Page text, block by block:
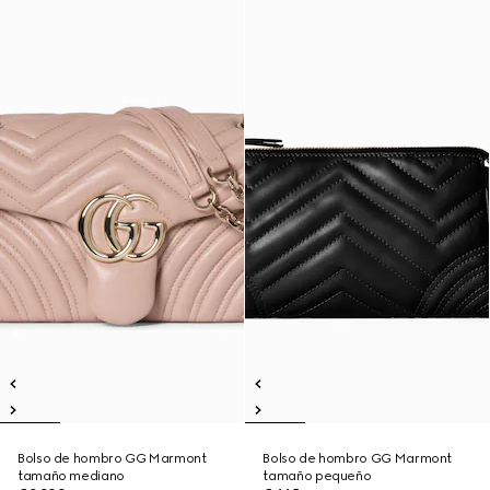
Bolso de hombro GG Marmont
tamaño mediano
Bolso de hombro GG Marmont
tamaño pequeño